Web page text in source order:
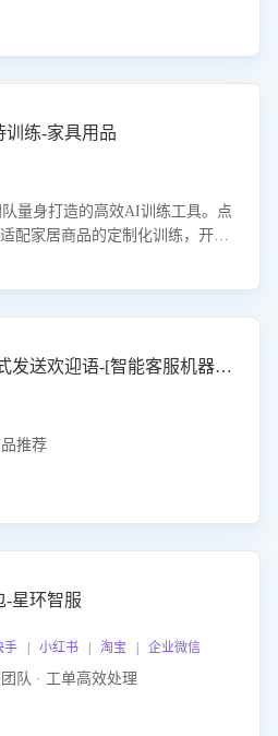
训练-家具用品
量身打造的高效AI训练工具。点
配家居商品的定制化训练，开启
景下的专业应对能力。
京东-卡片样式发送欢迎语-[智能客服机器人]
推荐
-星环智服
| 小红书 | 淘宝 | 企业微信
队 · 工单高效处理